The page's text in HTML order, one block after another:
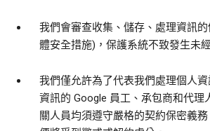
我們會審查收集、儲存、處理資訊
體安全措施)，保護系統不致發生未
我們僅允許為了代表我們處理個人
資訊的 Google 員工、承包商和代理
關人員均須遵守嚴格的契約保密義